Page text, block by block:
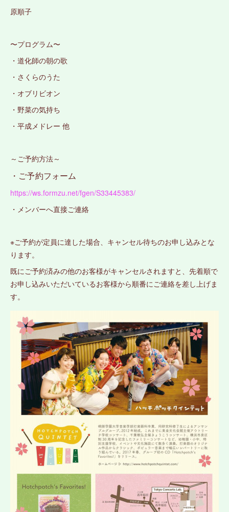
原順子
〜プログラム〜
・道化師の朝の歌
・さくらのうた
・オブリビオン
・野菜の気持ち
・平成メドレー 他
～ご予約方法～
・ご予約フォーム
https://ws.formzu.net/fgen/S33445383/
・メンバーへ直接ご連絡
※ご予約が定員に達した場合、キャンセル待ちのお申し込みとな
ります。
既にご予約済みの他のお客様がキャンセルされますと、先着順で
お申し込みいただいているお客様から順番にご連絡を差し上げま
す。